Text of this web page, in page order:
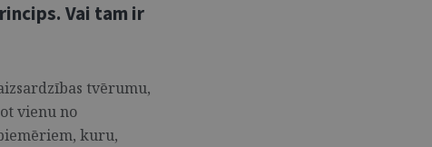
Vai tam ir
tvērumu,
vienu no
kuru,